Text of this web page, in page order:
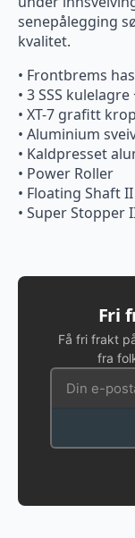
senepålegging
kvalitet.
• Frontbrems
• 3 SSS
• XT-7 grafitt
• Aluminium
• Kaldpresset
• Power Roller
• Floating Shaft II
• Super Stopper
Fri
Få fri frakt
fra